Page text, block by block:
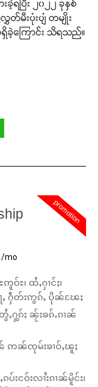
ရပြီး ၂၀၂၂ ခုနှစ်
တ်မီးပုံးပျံ တမျိုး
ခဲ့ကြောင်း သိရသည်။
promotion
/mo
ဝ်ႊ၊ ထႆႇႁၢင်ႈ၊
ႇ ႁဵတ်းဢွၵ်ႇ ပိုၼ်ၽႄႈ
ႁွၵ်ႈ ၼႂ်းၶၵ်ႉၵၢၼ်
ဢၼ်ၸုမ်းၶၢဝ်ႇၽူႈ
းငဝ်းလၢႆးၵၢၼ်မိူင်း၊